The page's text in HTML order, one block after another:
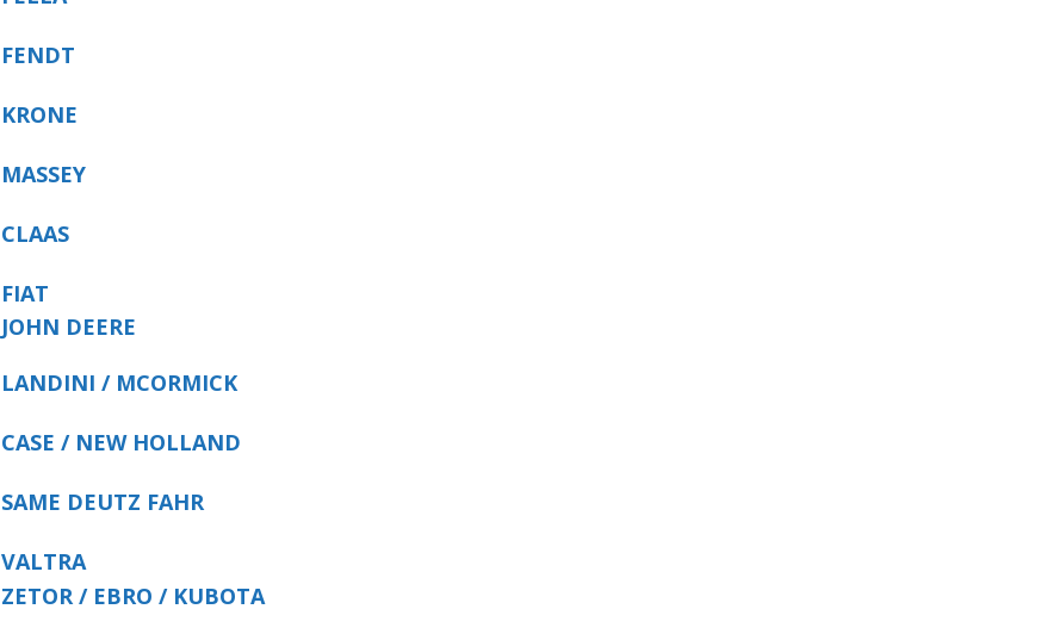
FENDT
KRONE
MASSEY
CLAAS
FIAT
JOHN DEERE
LANDINI / MCORMICK
CASE / NEW HOLLAND
SAME DEUTZ FAHR
VALTRA
ZETOR / EBRO / KUBOTA